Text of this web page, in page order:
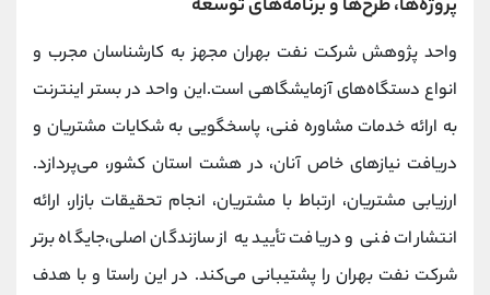
پروژه‌ها، طرح‌ها و برنامه‌های توسعه
واحد پژوهش شرکت نفت بهران مجهز به کارشناسان مجرب و
انواع دستگاه‌های آزمایشگاهی است.این واحد در بستر اینترنت
به ارائه خدمات مشاوره فنی، پاسخگویی به شکایات مشتریان و
دریافت نیازهای خاص آنان، در هشت استان کشور، می‌پردازد.
ارزیابی مشتریان، ارتباط با مشتریان، انجام تحقیقات بازار، ارائه
انتشارات فنی و دریافت تأییدیه از سازندگان اصلی،جایگاه برتر
شرکت نفت بهران را پشتیبانی می‌کند. در این راستا و با هدف